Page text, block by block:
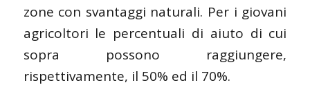
zone con svantaggi naturali. Per i giovani
agricoltori le percentuali di aiuto di cui
sopra possono raggiungere,
rispettivamente, il 50% ed il 70%.